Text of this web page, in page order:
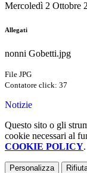
Mercoledì 2 Ottobre
Allegati
nonni Gobetti.jpg
File JPG
Contatore click: 37
Notizie
Questo sito o gli
cookie necessari al
COOKIE POLICY.
Personalizza